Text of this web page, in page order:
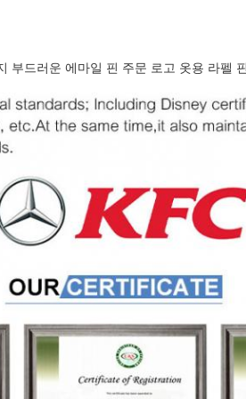
부드러운 에마일 핀 주문 로고 옷용 라펠